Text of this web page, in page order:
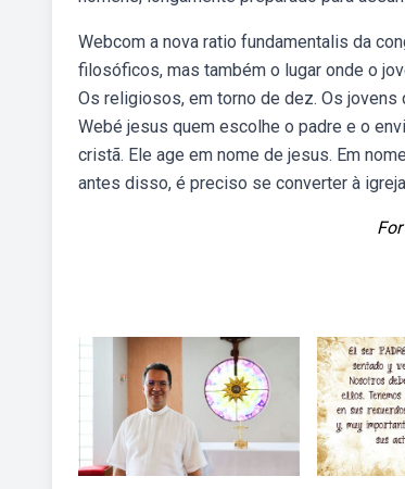
Webcom a nova ratio fundamentalis da
filosóficos, mas também o lugar onde o
Os religiosos, em torno de dez. Os jovens
Webé jesus quem escolhe o padre e o
cristã. Ele age em nome de jesus. Em
antes disso, é preciso se converter à